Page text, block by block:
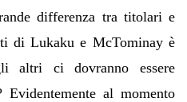
differenza tra titolari e
di Lukaku e McTominay è
altri ci dovranno essere
al momento